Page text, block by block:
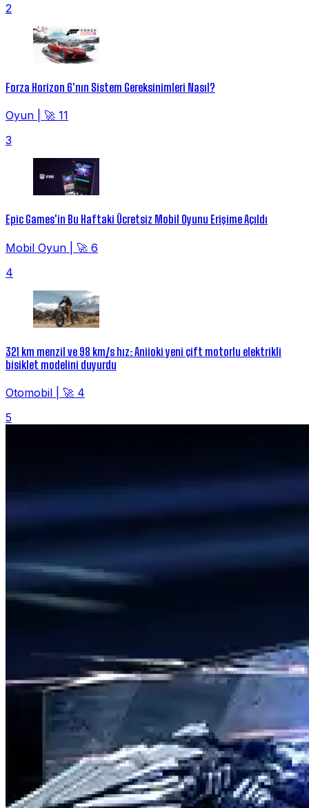
2
Forza Horizon 6'nın Sistem Gereksinimleri Nasıl?
Oyun
🚀 11
3
Epic Games'in Bu Haftaki Ücretsiz Mobil Oyunu Erişime Açıldı
Mobil Oyun
🚀 6
4
321 km menzil ve 98 km/s hız: Aniioki yeni çift motorlu elektrikli
bisiklet modelini duyurdu
Otomobil
🚀 4
5